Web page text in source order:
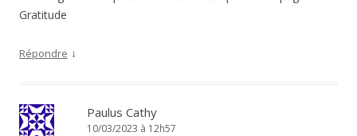
Gratitude
Répondre ↓
Paulus Cathy
10/03/2023 à 12h57